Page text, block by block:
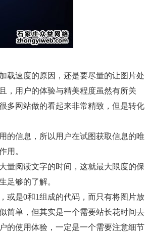
载速度的原因，还是要尽量的让图片处
，用户的体验与精美程度虽然有所关
多网站做的看起来非常精致，但是转化
的信息，所以用户在试图获取信息的唯
用。
量阅读文字的时间，这就最大限度的保
足够的了解。
或是0和1组成的代码，而只有将图片放
简单，但其实是一个需要站长花时间去
的使用体验，一定是一个需要注意细节